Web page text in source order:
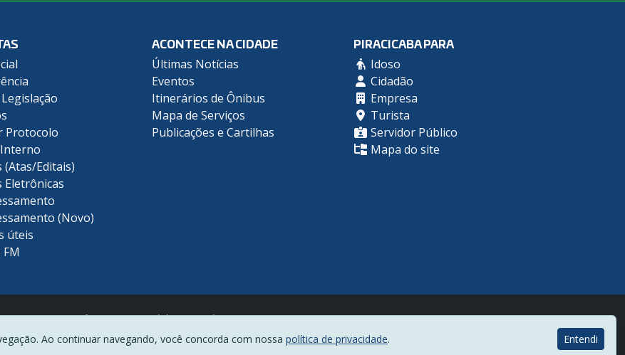
Protocolo
(Atas/Editais)
Eletrônicas
(Novo)
úteis
ACONTECE NA CIDADE
Últimas Notícias
Eventos
Itinerários de Ônibus
Mapa de Serviços
Publicações e Cartilhas
PIRACICABA PARA
Idoso
Cidadão
Empresa
Turista
Servidor Público
Mapa do site
Prefeitura Municipal de Piracicaba
(19) 3403-1000
Rua Antônio Corrêa Barbosa, 2233 - Centro - CEP 13400-900
Ao continuar navegando, você concorda com nossa política de privacidade. Entendi